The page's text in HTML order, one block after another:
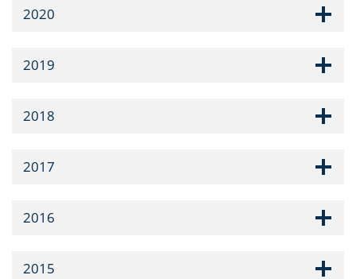
2020
2019
2018
2017
2016
2015